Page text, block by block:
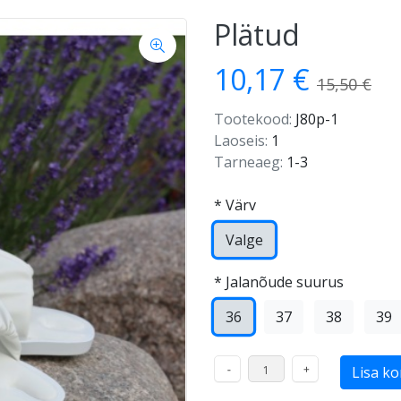
Plätud
10,17 € 15,50 €
Tootekood: J80p-1
Laoseis: 1
Tarneaeg: 1-3
* Värv
Valge
* Jalanõude suurus
36
37 38 39